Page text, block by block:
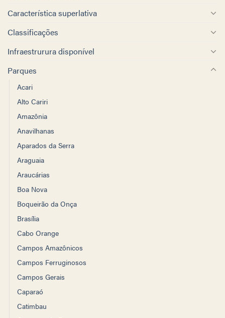
Característica superlativa
Classificações
Infraestrurura disponível
Parques
Acari
Alto Cariri
Amazônia
Anavilhanas
Aparados da Serra
Araguaia
Araucárias
Boa Nova
Boqueirão da Onça
Brasília
Cabo Orange
Campos Amazônicos
Campos Ferruginosos
Campos Gerais
Caparaó
Catimbau